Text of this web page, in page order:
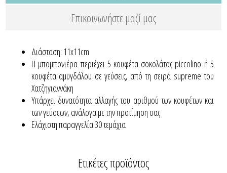
Επικοινωνήστε μαζί μας
Διάσταση: 11x11cm
Η μπομπονιέρα περιέχει 5 κουφέτα σοκολάτας piccolino ή 5
κουφέτα αμυγδάλου σε γεύσεις, από τη σειρά supreme του
Χατζηγιαννάκη
Yπάρχει δυνατότητα αλλαγής του αριθμού των κουφέτων και
των γεύσεων, ανάλογα με την προτίμηση σας
Ελάχιστη παραγγελία 30 τεμάχια
Ετικέτες προϊόντος